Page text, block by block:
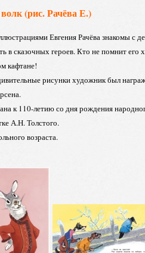
(рис. Рачёва Е.)
Евгения Рачёва знакомы с
в сказочных героев. Кто не помнит
кафтане!
рисунки художник был
к 110-летию со дня рождения
А.Н. Толстого.
возраста.